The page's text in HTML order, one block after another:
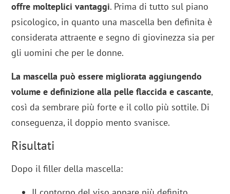
offre molteplici vantaggi. Prima di tutto sul piano
psicologico, in quanto una mascella ben definita è
considerata attraente e segno di giovinezza sia per
gli uomini che per le donne.
La mascella può essere migliorata aggiungendo
volume e definizione alla pelle flaccida e cascante,
così da sembrare più forte e il collo più sottile. Di
conseguenza, il doppio mento svanisce.
Risultati
Dopo il filler della mascella: